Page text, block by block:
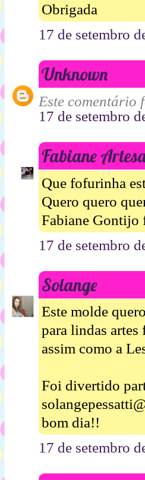
Obrigada
17 de setembro
Unknown
Este comentário
17 de setembro
Fabiane
Que fofurinha
Quero quero
Fabiane Gontijo
17 de setembro
Solange
Este molde
para lindas artes
assim como a
Foi divertido
bom dia!!
17 de setembro